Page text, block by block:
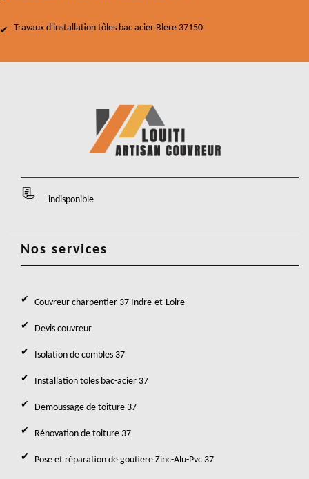
Travaux d'installation tôles bac acier Blere 37150
indisponible
Nos services
Couvreur charpentier 37 Indre-et-Loire
Devis couvreur
Isolation de combles 37
Installation toles bac-acier 37
Demoussage de toiture 37
Rénovation de toiture 37
Pose et réparation de goutiere Zinc-Alu-Pvc 37